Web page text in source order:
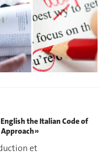
the Italian Code of
»
et